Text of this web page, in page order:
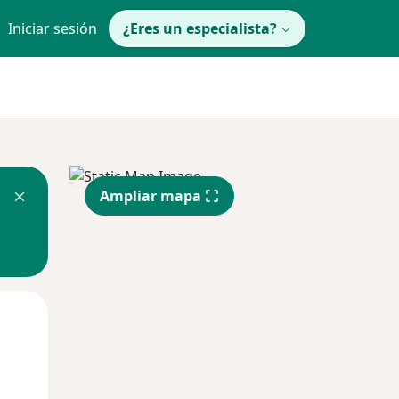
Iniciar sesión ¿Eres un especialista?
Ampliar mapa